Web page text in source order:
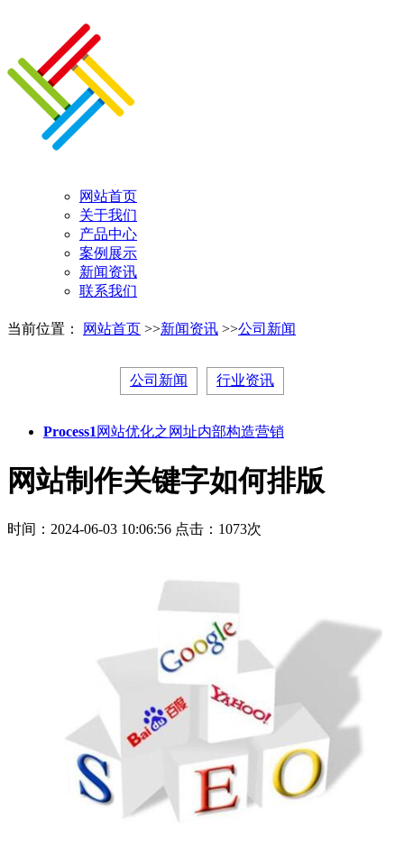
网站首页
关于我们
产品中心
案例展示
新闻资讯
联系我们
当前位置： 网站首页 >>新闻资讯 >>公司新闻
公司新闻 行业资讯
Process1 网站优化之网址内部构造营销
网站制作关键字如何排版
时间：2024-06-03 10:06:56 点击：1073次